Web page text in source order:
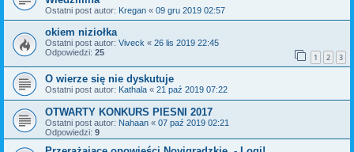
Ostatni post autor: Kregan « 09 gru 2019 02:57
okiem niziołka
Ostatni post autor: Viveck « 26 lis 2019 22:45
Odpowiedzi: 25 1 2 3
O wierze się nie dyskutuje
Ostatni post autor: Kathala « 21 paź 2019 07:22
OTWARTY KONKURS PIESNI 2017
Ostatni post autor: Nahaan « 07 paź 2019 02:21
Odpowiedzi: 9